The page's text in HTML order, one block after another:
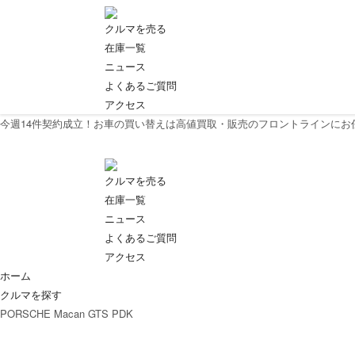
クルマを売る
在庫一覧
ニュース
よくあるご質問
アクセス
今週14件契約成立！お車の買い替えは高値買取・販売のフロントラインにお
クルマを売る
在庫一覧
ニュース
よくあるご質問
アクセス
ホーム
クルマを探す
PORSCHE Macan GTS PDK